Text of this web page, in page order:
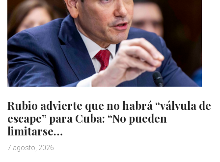
Rubio advierte que no habrá “válvula de
escape” para Cuba: “No pueden
limitarse…
7 agosto, 2026